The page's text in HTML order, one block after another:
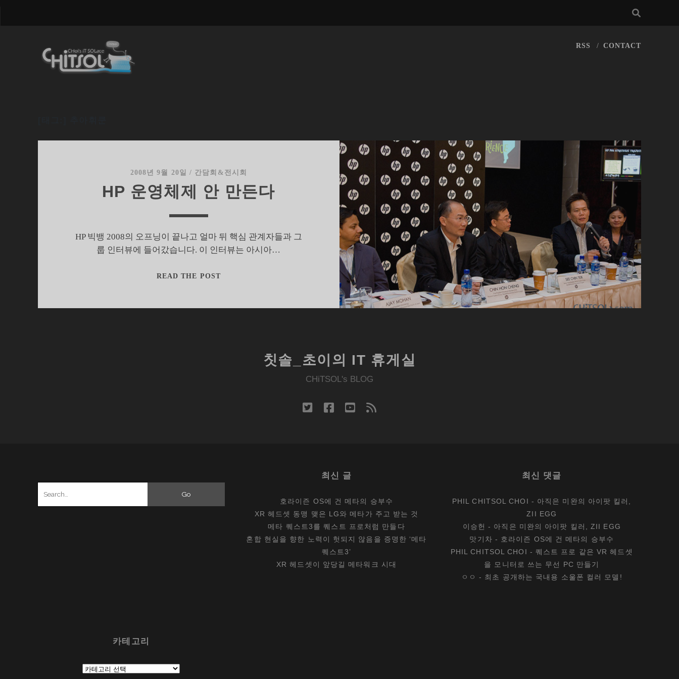
RSS CONTACT
2008년 9월 20일 / 간담회&전시회
HP 운영체제 안 만든다
HP 빅뱅 2008의 오프닝이 끝나고 얼마 뒤 핵심 관계자들과 그
룹 인터뷰에 들어갔습니다. 이 인터뷰는 아시아…
READ THE POST
칫솔_초이의 IT 휴게실
CHiTSOL's BLOG
twitter facebook
youtube
rss
최신 글
호라이즌 OS에 건 메타의 승부수
XR 헤드셋 동맹 맺은 LG와 메타가 주고 받는 것
메타 퀘스트3를 퀘스트 프로처럼 만들다
혼합 현실을 향한 노력이 헛되지 않음을 증명한 ‘메타
퀘스트3’
XR 헤드셋이 앞당길 메타워크 시대
최신 댓글
PHIL CHITSOL CHOI - 아직은 미완의 아이팟 킬러,
ZII EGG
이승헌 - 아직은 미완의 아이팟 킬러, ZII EGG
맛기차 - 호라이즌 OS에 건 메타의 승부수
PHIL CHITSOL CHOI - 퀘스트 프로 같은 VR 헤드셋
을 모니터로 쓰는 무선 PC 만들기
ㅇㅇ - 최초 공개하는 국내용 소울폰 컬러 모델!
카테고리
테